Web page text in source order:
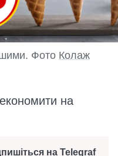
Фото Колаж
на
на Telegraf